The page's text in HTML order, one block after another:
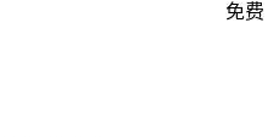
免费